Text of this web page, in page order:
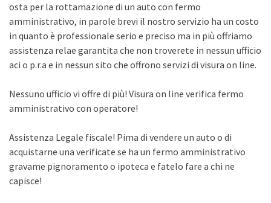
osta per la rottamazione di un auto con fermo
amministrativo, in parole brevi il nostro servizio ha un costo
in quanto è professionale serio e preciso ma in più offriamo
assistenza relae garantita che non troverete in nessun ufficio
aci o p.r.a e in nessun sito che offrono servizi di visura on line.
Nessuno ufficio vi offre di più! Visura on line verifica fermo
amministrativo con operatore!
Assistenza Legale fiscale! Pima di vendere un auto o di
acquistarne una verificate se ha un fermo amministrativo
gravame pignoramento o ipoteca e fatelo fare a chi ne
capisce!